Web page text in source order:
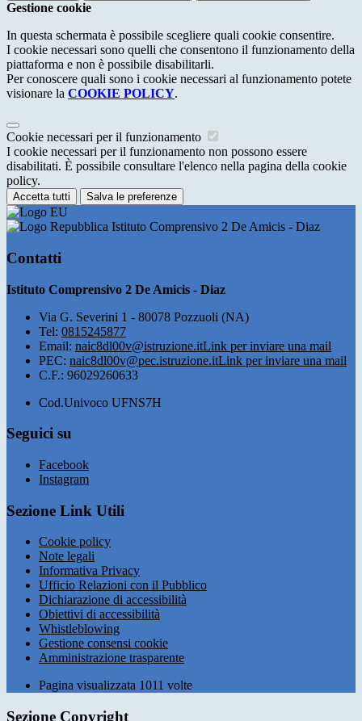
Gestione cookie
In questa schermata è possibile scegliere quali cookie consentire.
I cookie necessari sono quelli che consentono il funzionamento della
piattaforma e non è possibile disabilitarli.
Per conoscere quali sono i cookie necessari al funzionamento potete
visionare la COOKIE POLICY.
Cookie necessari per il funzionamento
I cookie necessari per il funzionamento non possono essere
disabilitati. È possibile consultare l'elenco nella pagina della cookie
policy.
Accetta tutti Salva le preferenze
Istituto Comprensivo 2 De Amicis - Diaz
Contatti
Istituto Comprensivo 2 De Amicis - Diaz
Via G. Severini 1 - 80078 Pozzuoli (NA)
Tel: 0815245877
Email: naic8dl00v@istruzione.itLink per inviare una mail
PEC: naic8dl00v@pec.istruzione.itLink per inviare una mail
C.F.: 96029260633
Cod.Univoco UFNS7H
Seguici su
Facebook
Instagram
Sezione Link Utili
Cookie policy
Note legali
Informativa Privacy
Ufficio Relazioni con il Pubblico
Dichiarazione di accessibilità
Obiettivi di accessibilità
Whistleblowing
Gestione consensi cookie
Amministrazione trasparente
Pagina visualizzata 1011 volte
Sezione Copyright